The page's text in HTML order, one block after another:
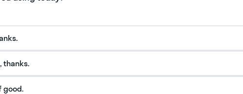
thanks.
good.